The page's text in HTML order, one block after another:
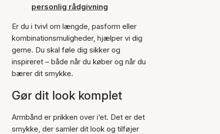
personlig rådgivning
Er du i tvivl om længde, pasform eller
kombinationsmuligheder, hjælper vi dig
gerne. Du skal føle dig sikker og
inspireret – både når du køber og når du
bærer dit smykke.
Gør dit look komplet
Armbånd er prikken over i’et. Det er det
smykke, der samler dit look og tilføjer